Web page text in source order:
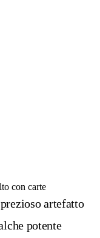
con carte
artefatto
potente